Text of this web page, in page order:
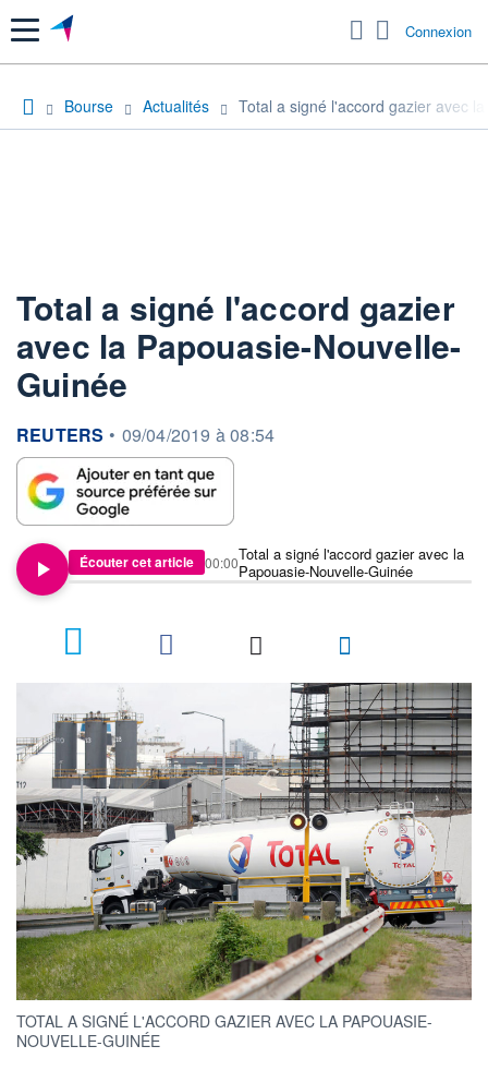
Menu Connexion
Bourse Actualités Total a signé l'accord gazier avec
Total a signé l'accord gazier
avec la Papouasie-Nouvelle-
Guinée
information fournie par
REUTERS • 09/04/2019 à 08:54
Écouter cet article
Total a signé l'accord gazier avec la
Papouasie-Nouvelle-Guinée
00:00
TOTAL A SIGNÉ L'ACCORD GAZIER AVEC LA PAPOUASIE-
NOUVELLE-GUINÉE